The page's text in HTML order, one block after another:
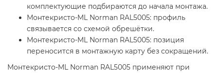
комплектующие подбираются до начала монтажа.
Монтекристо-ML Norman RAL5005: профиль
связывается со схемой обрешётки.
Монтекристо-ML Norman RAL5005: позиция
переносится в монтажную карту без сокращений.
Монтекристо-ML Norman RAL5005 применяют при